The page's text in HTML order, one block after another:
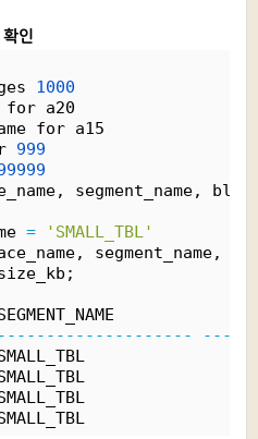
인
1000
for a20
for a15
999
segment_name,
=
'SMALL_TBL'
segment_name,
--------------------